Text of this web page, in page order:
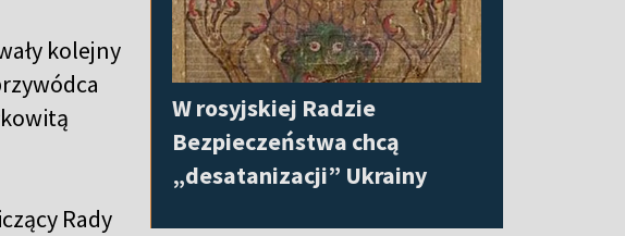
W rosyjskiej Radzie
Bezpieczeństwa chcą
„desatanizacji” Ukrainy
kolejny
Rady